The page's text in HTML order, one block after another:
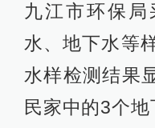
九江市环保
水、地下水等
水样检测结果
民家中的3个